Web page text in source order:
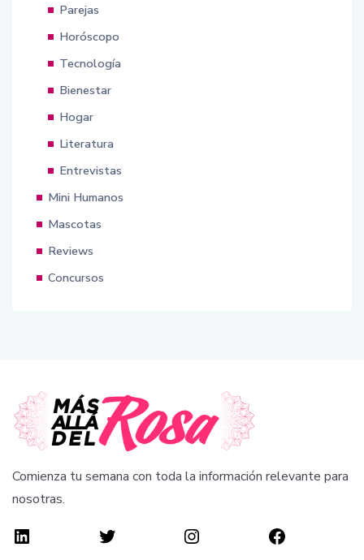
Parejas
Horóscopo
Tecnología
Bienestar
Hogar
Literatura
Entrevistas
Mini Humanos
Mascotas
Reviews
Concursos
Comienza tu semana con toda la información relevante para
nosotras.